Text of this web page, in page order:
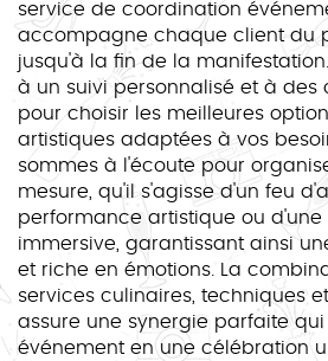
service de coordination
accompagne chaque client du
jusqu'à la fin de la
à un suivi personnalisé et à des
pour choisir les meilleures
artistiques adaptées à vos
sommes à l'écoute pour
mesure, qu'il s'agisse d'un feu
performance artistique ou d'une
immersive, garantissant ainsi
et riche en émotions. La
services culinaires, techniques
assure une synergie parfaite
événement en une célébration